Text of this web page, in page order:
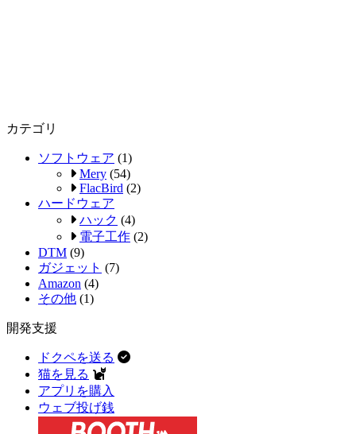
カテゴリ
ソフトウェア (1)
Mery (54)
FlacBird (2)
ハードウェア
ハック (4)
電子工作 (2)
DTM (9)
ガジェット (7)
Amazon (4)
その他 (1)
開発支援
ドクペを送る
猫を見る
アプリを購入
ウェブ投げ銭